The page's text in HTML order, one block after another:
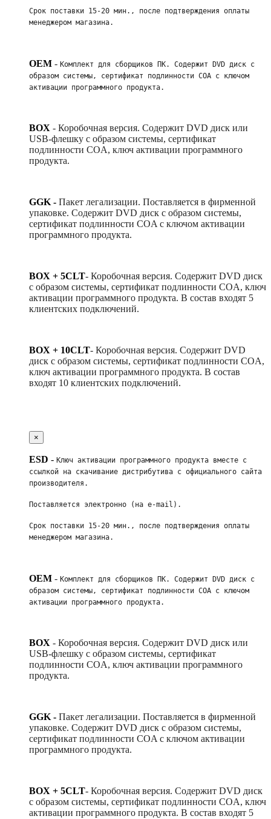
Срок поставки 15-20 мин., после подтверждения оплаты
менеджером магазина.
OEM - Комплект для сборщиков ПК. Содержит DVD диск с
образом системы, сертификат подлинности COA с ключом
активации программного продукта.
BOX - Коробочная версия. Содержит DVD диск или
USB-флешку с образом системы, сертификат
подлинности COA, ключ активации программного
продукта.
GGK - Пакет легализации. Поставляется в фирменной
упаковке. Содержит DVD диск с образом системы,
сертификат подлинности COA с ключом активации
программного продукта.
BOX + 5CLT- Коробочная версия. Содержит DVD диск
с образом системы, сертификат подлинности COA, ключ
активации программного продукта. В состав входят 5
клиентских подключений.
BOX + 10CLT- Коробочная версия. Содержит DVD
диск с образом системы, сертификат подлинности COA,
ключ активации программного продукта. В состав
входят 10 клиентских подключений.
×
ESD - Ключ активации программного продукта вместе с
ссылкой на скачивание дистрибутива с официального сайта
производителя.
Поставляется электронно (на e-mail).
Срок поставки 15-20 мин., после подтверждения оплаты
менеджером магазина.
OEM - Комплект для сборщиков ПК. Содержит DVD диск с
образом системы, сертификат подлинности COA с ключом
активации программного продукта.
BOX - Коробочная версия. Содержит DVD диск или
USB-флешку с образом системы, сертификат
подлинности COA, ключ активации программного
продукта.
GGK - Пакет легализации. Поставляется в фирменной
упаковке. Содержит DVD диск с образом системы,
сертификат подлинности COA с ключом активации
программного продукта.
BOX + 5CLT- Коробочная версия. Содержит DVD диск
с образом системы, сертификат подлинности COA, ключ
активации программного продукта. В состав входят 5